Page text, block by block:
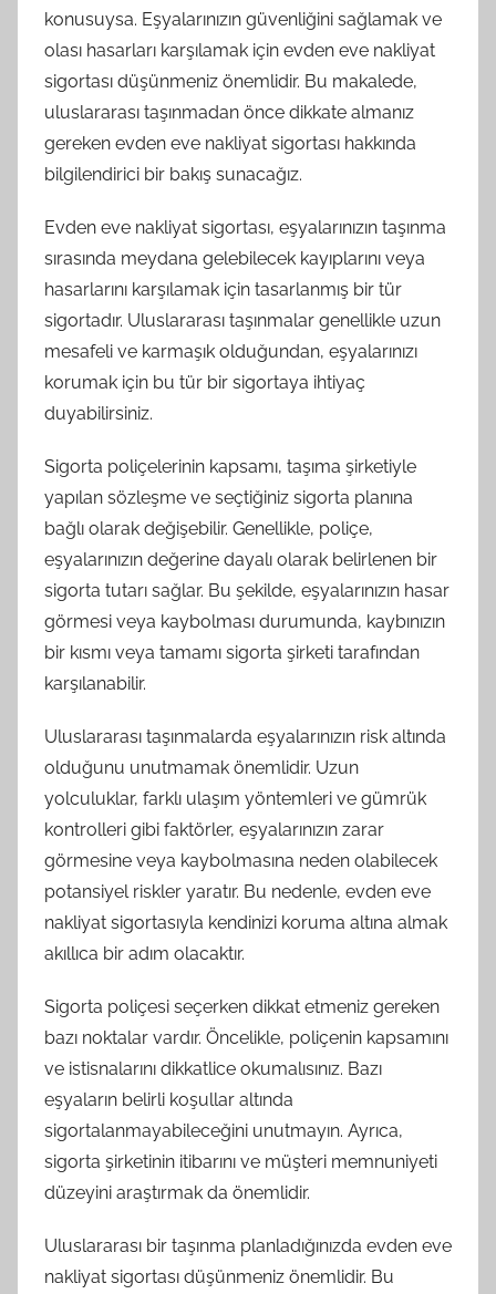
konusuysa. Eşyalarınızın güvenliğini sağlamak ve
olası hasarları karşılamak için evden eve nakliyat
sigortası düşünmeniz önemlidir. Bu makalede,
uluslararası taşınmadan önce dikkate almanız
gereken evden eve nakliyat sigortası hakkında
bilgilendirici bir bakış sunacağız.
Evden eve nakliyat sigortası, eşyalarınızın taşınma
sırasında meydana gelebilecek kayıplarını veya
hasarlarını karşılamak için tasarlanmış bir tür
sigortadır. Uluslararası taşınmalar genellikle uzun
mesafeli ve karmaşık olduğundan, eşyalarınızı
korumak için bu tür bir sigortaya ihtiyaç
duyabilirsiniz.
Sigorta poliçelerinin kapsamı, taşıma şirketiyle
yapılan sözleşme ve seçtiğiniz sigorta planına
bağlı olarak değişebilir. Genellikle, poliçe,
eşyalarınızın değerine dayalı olarak belirlenen bir
sigorta tutarı sağlar. Bu şekilde, eşyalarınızın hasar
görmesi veya kaybolması durumunda, kaybınızın
bir kısmı veya tamamı sigorta şirketi tarafından
karşılanabilir.
Uluslararası taşınmalarda eşyalarınızın risk altında
olduğunu unutmamak önemlidir. Uzun
yolculuklar, farklı ulaşım yöntemleri ve gümrük
kontrolleri gibi faktörler, eşyalarınızın zarar
görmesine veya kaybolmasına neden olabilecek
potansiyel riskler yaratır. Bu nedenle, evden eve
nakliyat sigortasıyla kendinizi koruma altına almak
akıllıca bir adım olacaktır.
Sigorta poliçesi seçerken dikkat etmeniz gereken
bazı noktalar vardır. Öncelikle, poliçenin kapsamını
ve istisnalarını dikkatlice okumalısınız. Bazı
eşyaların belirli koşullar altında
sigortalanmayabileceğini unutmayın. Ayrıca,
sigorta şirketinin itibarını ve müşteri memnuniyeti
düzeyini araştırmak da önemlidir.
Uluslararası bir taşınma planladığınızda evden eve
nakliyat sigortası düşünmeniz önemlidir. Bu